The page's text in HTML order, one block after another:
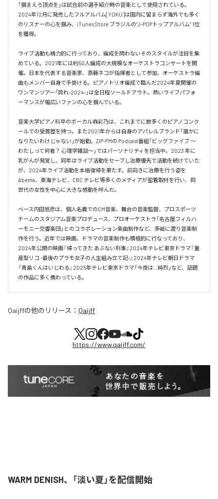
「掴まえろ頂点を」は試合前の選手紹介時の音楽として使用されている。
2024年12月に発売したフルアルバム[YOKU]は国内に留まらず海外でも多く
のリスナーの心を掴み、iTunes Store ブラジルの”J-POPトップアルバム” 1位
を獲得。
ライブ活動も精力的に行っており、編成を問わないそのスタイルが注目を集
めている。2021年には約50人編成の大規模なオーケストラコンサートを開
催。日本を代表する音楽家、斎藤ネコが指揮者として参加、オーケストラ編
曲もメンバー自身で手掛ける。ピアノトリオ編成で臨んだ2024年夏開催の
ワンマンツアー「誇れ-2024-」は全日程ソールドアウト。熱いライブパフォ
ーマンスが幅広いファンの心を掴んでいる。
音楽大学ピアノ科卒のボーカル森彩乃は、これまでに数多くのピアノコンク
ールでの受賞歴を持つ。また2021年からは自身のアパレルブランド「誰かに
なりたいわけじゃない」が始動。ZIP-FMの Podcast番組「ビッグファイブ 〜
わたしって何者？ 心理学雑談〜」ではパーソナリティを担当中。2023 年に
乳がんが発覚し、同年はライブ活動をセーブし治療優先で活動を続けていた
が、2024年ライブ活動を本格復帰を果たす。前向きに治療を行う姿を
Abema、東海テレビ、CBC テレビ等多くのメディアが密着取材を行い、同
世代の女性を中心に大きな感動を呼んだ。
ベース内田旭彦は、個人名義でのCM音楽、舞台の音楽監督、プロスポーツ
チームのスタジアム音楽プロデュース、プロオーケストラ「名古屋フィルハ
ーモニー交響楽団」とのコラボレーション楽曲制作など、多岐に渡り音楽制
作を行う。近年では映画、ドラマの音楽制作も積極的に行なっており、
2024年公開の映画『帰ってきた あぶない刑事』2024年テレビ東京ドラマ『量
産型リコ -最後のプラモ女子の人生組み立て記-』2024年テレビ朝日ドラマ
『青島くんはいじわる』2025年テレビ東京ドラマ「今夜は…純烈」など、話題
の作品に多く携わっている。
Qaijffの他のリリース： Qaijff
https://www.qaijff.com/
WARM DENISH、「淡い夏」を配信開始